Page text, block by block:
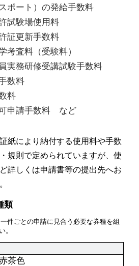
ポート）の発給手数料
試験場使用料
証更新手数料
考査料（受験料）
実務研修受講試験手数料
数料
料
申請手数料　など
紙により納付する使用料や手数
規則で定められていますが、使
詳しくは申請書等の提出先へお
類
件ごとの申請に見合う必要な券種を組
。
茶色